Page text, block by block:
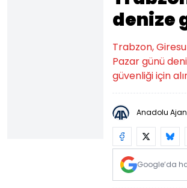
denize
Trabzon,
Pazar günü
güvenliği için
Anadolu
Google’da